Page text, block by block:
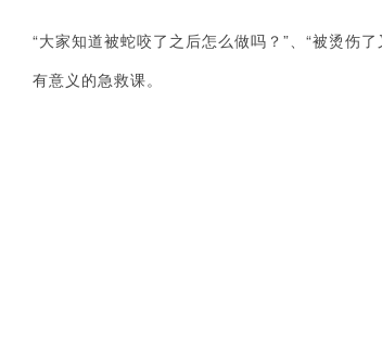
“大家知道被蛇咬了之后怎么做吗？”、“被烫伤
有意义的急救课。